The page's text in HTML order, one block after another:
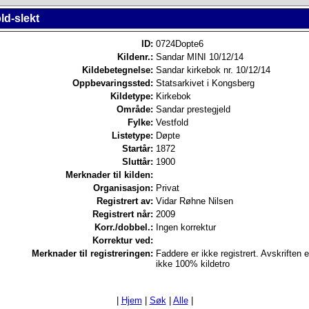
slekt
ID: 0724Dopte6
Kildenr.: Sandar MINI 10/12/14
Kildebetegnelse: Sandar kirkebok nr. 10/12/14
Oppbevaringssted: Statsarkivet i Kongsberg
Kildetype: Kirkebok
Område: Sandar prestegjeld
Fylke: Vestfold
Listetype: Døpte
Startår: 1872
Sluttår: 1900
Merknader til kilden:
Organisasjon: Privat
Registrert av: Vidar Røhne Nilsen
Registrert når: 2009
Korr./dobbel.: Ingen korrektur
Korrektur ved:
Merknader til registreringen: Faddere er ikke registrert. Avskriften
ikke 100% kildetro
Hjem Søk| Alle|